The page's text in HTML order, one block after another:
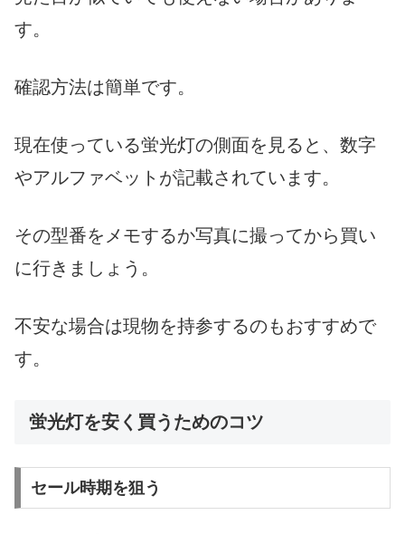
す。
確認方法は簡単です。
現在使っている蛍光灯の側面を見ると、数字
やアルファベットが記載されています。
その型番をメモするか写真に撮ってから買い
に行きましょう。
不安な場合は現物を持参するのもおすすめで
す。
蛍光灯を安く買うためのコツ
セール時期を狙う